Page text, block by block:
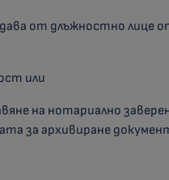
от длъжностно лице
или
на нотариално
за архивиране